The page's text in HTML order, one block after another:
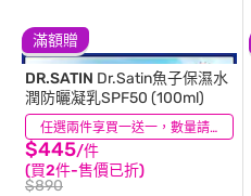
滿額贈
任選兩件享買一送一，數量請選2件
DR.SATIN Dr.Satin魚子保濕水
潤防曬凝乳SPF50 (100ml)
$445/件
(買2件-售價已折)
$890
(21)